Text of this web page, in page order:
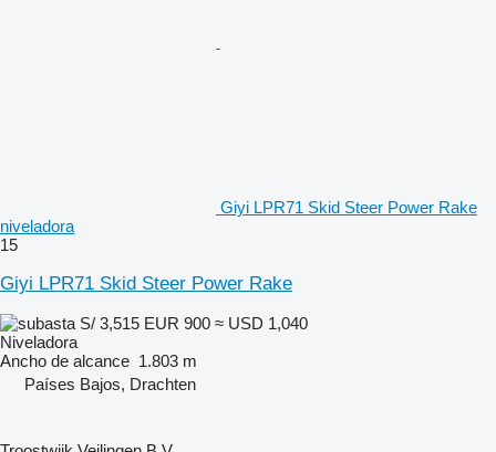
Giyi LPR71 Skid Steer Power Rake
niveladora
15
Giyi LPR71 Skid Steer Power Rake
S/ 3,515 EUR 900 ≈ USD 1,040
Niveladora
Ancho de alcance 1.803 m
Países Bajos, Drachten